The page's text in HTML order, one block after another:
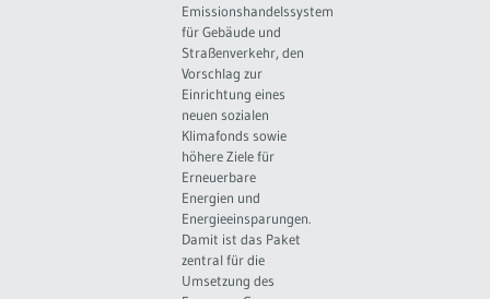
Emissionshandelssystem
für Gebäude und
Straßenverkehr, den
Vorschlag zur
Einrichtung eines
neuen sozialen
Klimafonds sowie
höhere Ziele für
Erneuerbare
Energien und
Energieeinsparungen.
Damit ist das Paket
zentral für die
Umsetzung des